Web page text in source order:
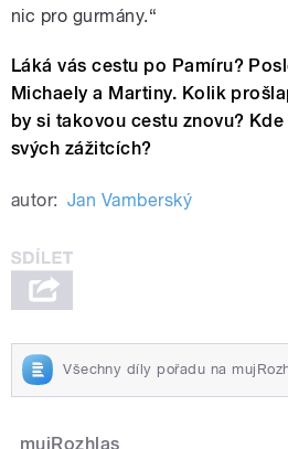
nic pro gurmány.“
Láká vás cestu po Pamíru?
Michaely a Martiny. Kolik
by si takovou cestu znovu?
svých zážitcích?
autor: Jan Vamberský
Všechny díly pořadu na
mujRozhlas